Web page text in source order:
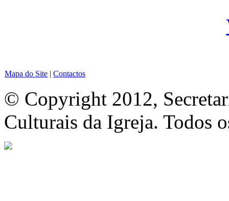
Mapa do Site | Contactos
© Copyright 2012,
Culturais da Igreja. Todos